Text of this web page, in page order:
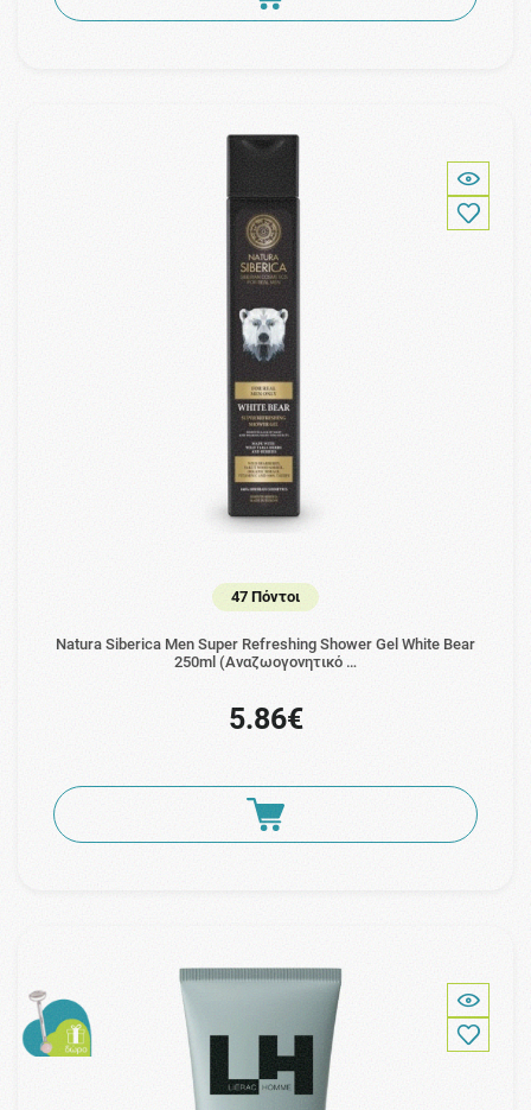
47 Πόντοι
Natura Siberica Men Super Refreshing Shower Gel White Bear
250ml (Αναζωογονητικό …
5.86€